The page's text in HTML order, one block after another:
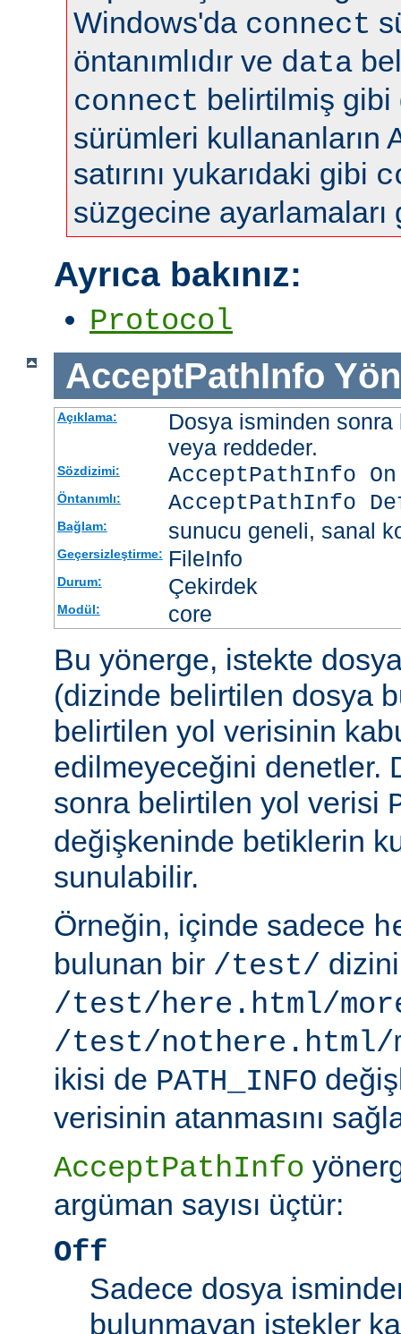
Windows'da connect
öntanımlıdır ve data
connect belirtilmiş gibi
sürümleri kullananların
satırını yukarıdaki gibi
süzgecine ayarlamaları
Ayrıca bakınız:
Protocol
AcceptPathInfo
Açıklama:
Dosya isminden
veya reddeder.
Sözdizimi: AcceptPathInfo
Öntanımlı: AcceptPathInfo
Bağlam: sunucu geneli, sanal
Geçersizleştirme: FileInfo
Durum: Çekirdek
Modül: core
Bu yönerge, istekte
(dizinde belirtilen dosya
belirtilen yol verisinin
edilmeyeceğini denetler.
sonra belirtilen yol verisi
değişkeninde betiklerin
sunulabilir.
Örneğin, içinde sadece
bulunan bir /test/
/test/here.html/
/test/nothere.html/
ikisi de PATH_INFO
verisinin atanmasını
AcceptPathInfo
argüman sayısı üçtür:
Off
Sadece dosya
bulunmayan istekler